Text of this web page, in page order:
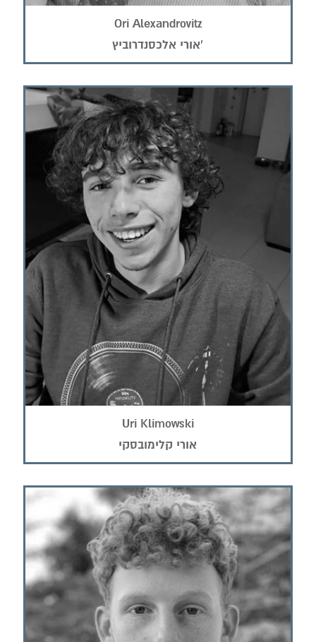
Ori Alexandrovitz
אורי אלכסנדרוביץ'
Uri Klimowski
אורי קלימובסקי